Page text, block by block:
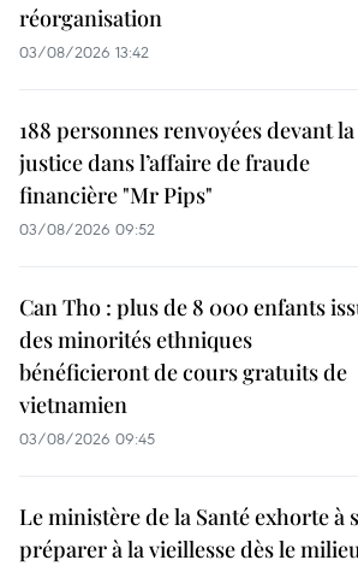
réorganisation
03/08/2026 13:42
188 personnes renvoyées devant la
justice dans l’affaire de fraude
financière "Mr Pips"
03/08/2026 09:52
Can Tho : plus de 8 000 enfants
des minorités ethniques
bénéficieront de cours gratuits de
vietnamien
03/08/2026 09:45
Le ministère de la Santé exhorte à
préparer à la vieillesse dès le